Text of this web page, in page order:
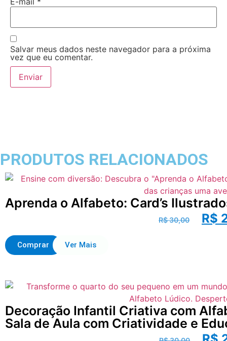
Salvar meus dados neste navegador para a próxima
vez que eu comentar.
PRODUTOS RELACIONADOS
Aprenda o Alfabeto: Card’s
R$30,00 R$
Comprar Ver Mais
Decoração Infantil Criativa com
Sala de Aula com Criatividade e